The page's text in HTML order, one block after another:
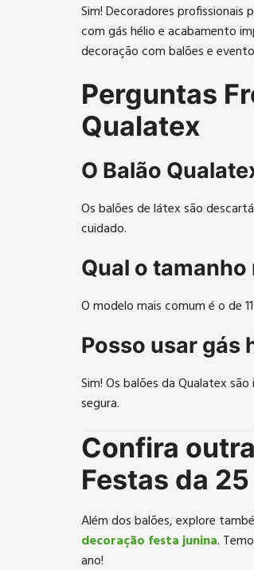
Sim! Decoradores
com gás hélio e acabamento
decoração com balões e
Perguntas
Qualatex
O Balão
Os balões de látex são
cuidado.
Qual o tamanho
O modelo mais comum é o de
Posso usar gás
Sim! Os balões da Qualatex
segura.
Confira
Festas da 25
Além dos balões, explore
decoração festa junina.
ano!